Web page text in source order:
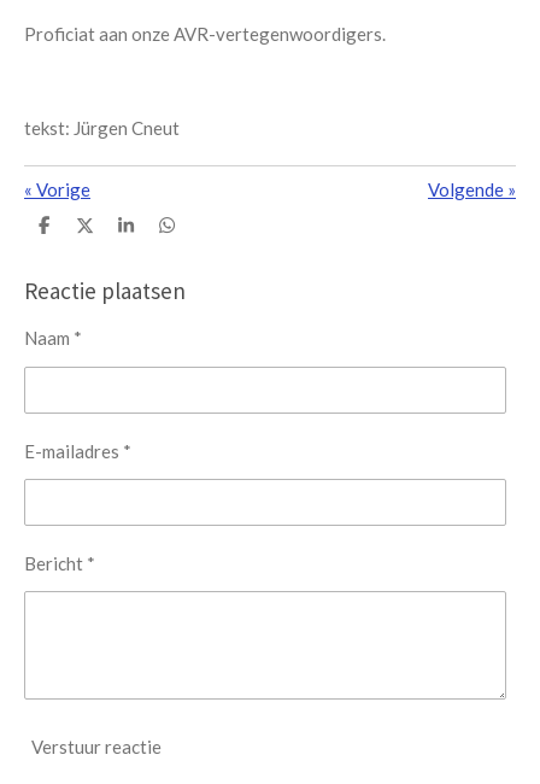
Proficiat aan onze AVR-vertegenwoordigers.
tekst: Jürgen Cneut
« Vorige Volgende »
D
e
n
D
l
S
r
e
D
e
n
Reactie plaatsen
Naam *
E-mailadres *
Bericht *
Verstuur reactie